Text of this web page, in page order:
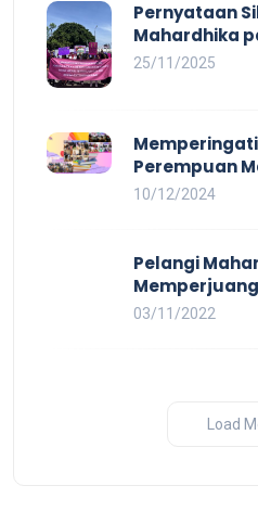
Pernyataan
Mahardhika
HAKTP 2025
25/11/2025
Memperingati
Perempuan
Kerja Layak
10/12/2024
Pelangi
untuk Pekerja
03/11/2022
Load